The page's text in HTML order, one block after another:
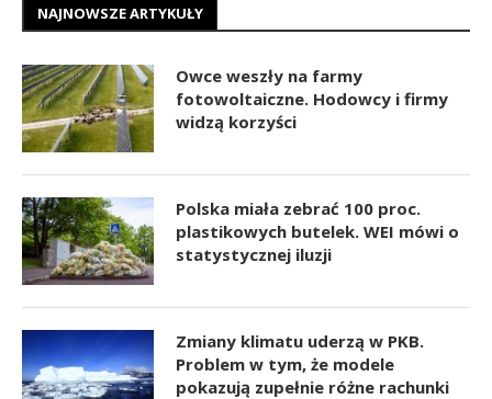
NAJNOWSZE ARTYKUŁY
Owce weszły na farmy
fotowoltaiczne. Hodowcy i firmy
widzą korzyści
Polska miała zebrać 100 proc.
plastikowych butelek. WEI mówi o
statystycznej iluzji
Zmiany klimatu uderzą w PKB.
Problem w tym, że modele
pokazują zupełnie różne rachunki